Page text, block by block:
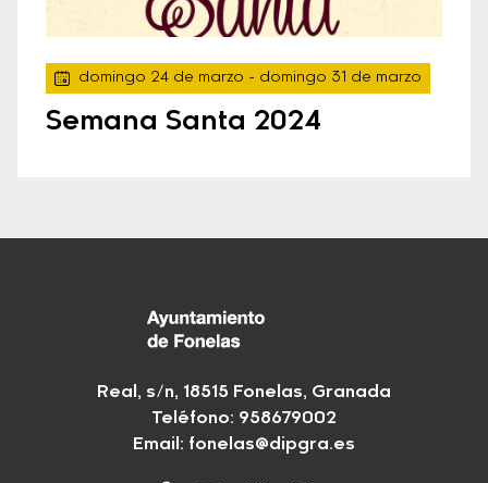
domingo 24 de marzo - domingo 31 de marzo
Semana Santa 2024
Real, s/n, 18515 Fonelas, Granada
Teléfono: 958679002
Email: fonelas@dipgra.es